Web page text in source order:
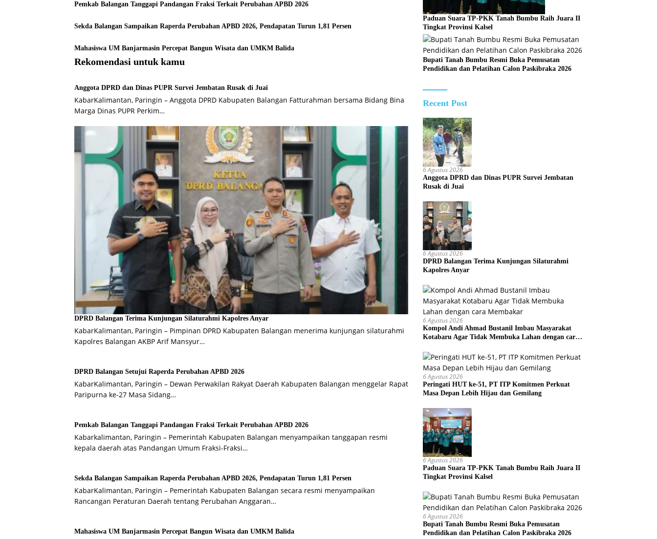
Pemkab Balangan Tanggapi Pandangan Fraksi Terkait Perubahan APBD 2026
Sekda Balangan Sampaikan Raperda Perubahan APBD 2026, Pendapatan Turun 1,81 Persen
Mahasiswa UM Banjarmasin Percepat Bangun Wisata dan UMKM Balida
Rekomendasi untuk kamu
Anggota DPRD dan Dinas PUPR Survei Jembatan Rusak di Juai
KabarKalimantan, Paringin – Anggota DPRD Kabupaten Balangan Fatturahman bersama Bidang Bina
Marga Dinas PUPR Perkim…
DPRD Balangan Terima Kunjungan Silaturahmi Kapolres Anyar
KabarKalimantan, Paringin – Pimpinan DPRD Kabupaten Balangan menerima kunjungan silaturahmi
Kapolres Balangan AKBP Arif Mansyur…
DPRD Balangan Setujui Raperda Perubahan APBD 2026
KabarKalimantan, Paringin – Dewan Perwakilan Rakyat Daerah Kabupaten Balangan menggelar Rapat
Paripurna ke-27 Masa Sidang…
Pemkab Balangan Tanggapi Pandangan Fraksi Terkait Perubahan APBD 2026
Kabarkalimantan, Paringin – Pemerintah Kabupaten Balangan menyampaikan tanggapan resmi
kepala daerah atas Pandangan Umum Fraksi-Fraksi…
Sekda Balangan Sampaikan Raperda Perubahan APBD 2026, Pendapatan Turun 1,81 Persen
KabarKalimantan, Paringin – Pemerintah Kabupaten Balangan secara resmi menyampaikan
Rancangan Peraturan Daerah tentang Perubahan Anggaran…
Mahasiswa UM Banjarmasin Percepat Bangun Wisata dan UMKM Balida
Paduan Suara TP-PKK Tanah Bumbu Raih Juara II
Tingkat Provinsi Kalsel
Bupati Tanah Bumbu Resmi Buka Pemusatan
Pendidikan dan Pelatihan Calon Paskibraka 2026
Recent Post
6 Agustus 2026
Anggota DPRD dan Dinas PUPR Survei Jembatan
Rusak di Juai
6 Agustus 2026
DPRD Balangan Terima Kunjungan Silaturahmi
Kapolres Anyar
6 Agustus 2026
Kompol Andi Ahmad Bustanil Imbau Masyarakat
Kotabaru Agar Tidak Membuka Lahan dengan cara
6 Agustus 2026
Peringati HUT ke-51, PT ITP Komitmen Perkuat
Masa Depan Lebih Hijau dan Gemilang
6 Agustus 2026
Paduan Suara TP-PKK Tanah Bumbu Raih Juara II
Tingkat Provinsi Kalsel
6 Agustus 2026
Bupati Tanah Bumbu Resmi Buka Pemusatan
Pendidikan dan Pelatihan Calon Paskibraka 2026